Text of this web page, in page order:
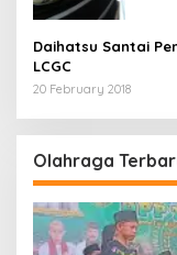
Daihatsu Santai
LCGC
20 February 2018
Olahraga